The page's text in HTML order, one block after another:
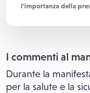
l'importanza della
I commenti al
Durante la
per la salute e la